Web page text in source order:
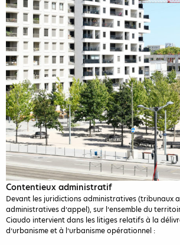
Contentieux administratif
Devant les juridictions administratives (tribunaux
administratives d’appel), sur l’ensemble du
Ciaudo intervient dans les litiges relatifs à la
d’urbanisme et à l’urbanisme opérationnel :